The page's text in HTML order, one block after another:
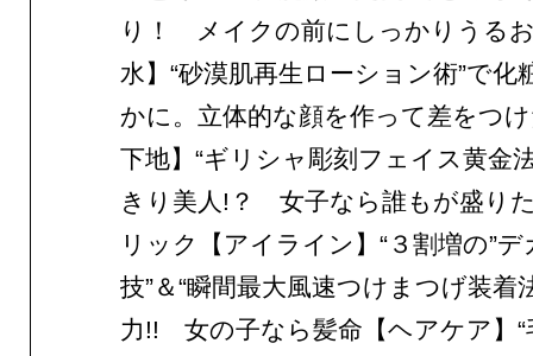
り！ メイクの前にしっかりうる
水】“砂漠肌再生ローション術”で化
かに。立体的な顔を作って差をつ
下地】“ギリシャ彫刻フェイス黄金
きり美人!？ 女子なら誰もが盛り
リック【アイライン】“３割増の”デ
技”＆“瞬間最大風速つけまつげ装着
力!! 女の子なら髪命【ヘアケア】“